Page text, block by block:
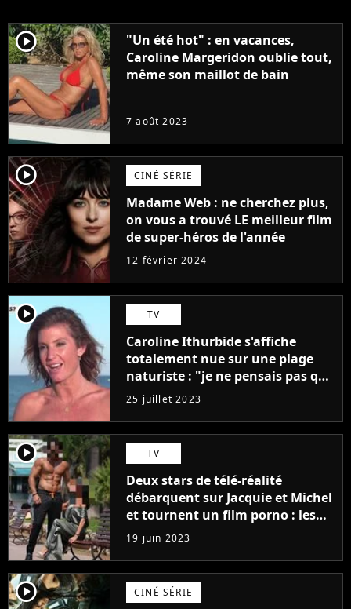
player2
"Un été hot" : en vacances,
Caroline Margeridon oublie tout,
même son maillot de bain
7 août 2023
player2 CINÉ SÉRIE
Madame Web : ne cherchez plus,
on vous a trouvé LE meilleur film
de super-héros de l'année
12 février 2024
player2 TV
Caroline Ithurbide s'affiche
totalement nue sur une plage
naturiste : "je ne pensais pas que
j'arriverais à le faire..."
25 juillet 2023
player2 TV
Deux stars de télé-réalité
débarquent sur Jacquie et Michel
et tournent un film porno : les
premières images du tournage
(exclu)
19 juin 2023
player2 CINÉ SÉRIE